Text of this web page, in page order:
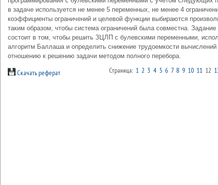
в задаче используется не менее 5 переменных, не менее 4
коэффициенты ограничений и целевой функции выбираются
таким образом, чтобы система ограничений была совместна. Задание
состоит в том, чтобы решить ЗЦЛП с булевскими переменными,
алгоритм Баллаша и определить снижение трудоемкости вычислений
отношению к решению задачи методом полного перебора.
Скачать реферат Страница: 1 2 3 4 5 6 7 8 9 10 11 12